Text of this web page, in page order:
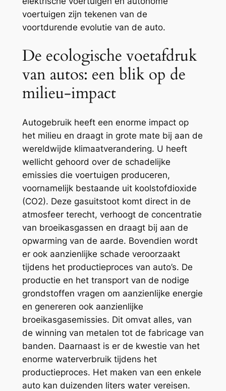
voertuigen zijn tekenen van de
voortdurende evolutie van de auto.
De ecologische voetafdruk
van autos: een blik op de
milieu-impact
Autogebruik heeft een enorme impact op
het milieu en draagt in grote mate bij aan de
wereldwijde klimaatverandering. U heeft
wellicht gehoord over de schadelijke
emissies die voertuigen produceren,
voornamelijk bestaande uit koolstofdioxide
(CO2). Deze gasuitstoot komt direct in de
atmosfeer terecht, verhoogt de concentratie
van broeikasgassen en draagt bij aan de
opwarming van de aarde. Bovendien wordt
er ook aanzienlijke schade veroorzaakt
tijdens het productieproces van auto’s. De
productie en het transport van de nodige
grondstoffen vragen om aanzienlijke energie
en genereren ook aanzienlijke
broeikasgasemissies. Dit omvat alles, van
de winning van metalen tot de fabricage van
banden. Daarnaast is er de kwestie van het
enorme waterverbruik tijdens het
productieproces. Het maken van een enkele
auto kan duizenden liters water vereisen.